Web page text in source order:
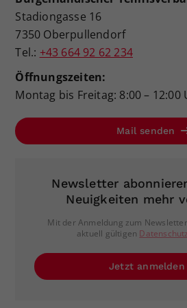
Stadiongasse 16
7350 Oberpullendorf
Tel.: +43 664 92 62 234
Öffnungszeiten:
Montag bis Freitag: 8:00 – 12:00
Mail senden
Newsletter
Neuigkeiten mehr
Mit der Anmeldung zum
aktuell gültigen
Jetzt anmelden